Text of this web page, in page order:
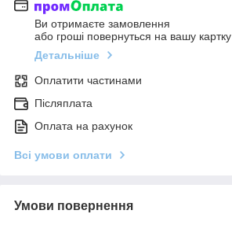
Ви отримаєте замовлення
або гроші повернуться на вашу картку
Детальніше
Оплатити частинами
Післяплата
Оплата на рахунок
Всі умови оплати
Умови повернення